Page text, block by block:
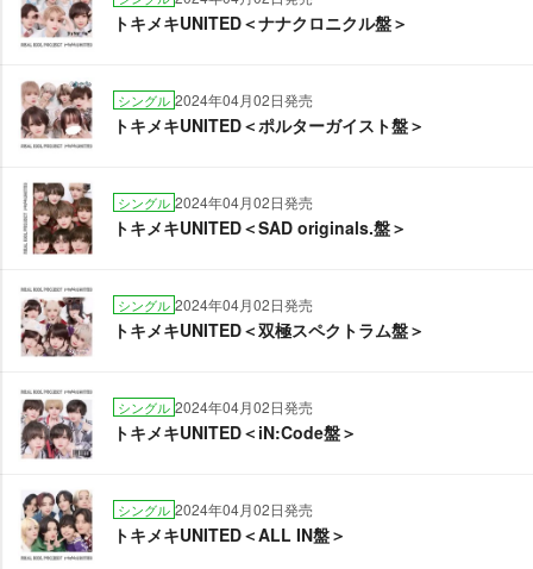
トキメキUNITED＜ナナクロニクル盤＞
シングル 2024年04月02日発売
トキメキUNITED＜ポルターガイスト盤＞
シングル 2024年04月02日発売
トキメキUNITED＜SAD originals.盤＞
シングル 2024年04月02日発売
トキメキUNITED＜双極スペクトラム盤＞
シングル 2024年04月02日発売
トキメキUNITED＜iN:Code盤＞
シングル 2024年04月02日発売
トキメキUNITED＜ALL IN盤＞